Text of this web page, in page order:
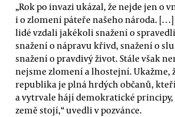
„Rok po invazi ukázal, že nejde jen o
i o zlomení páteře našeho národa. […]
lidé vzdali jakékoli snažení o
snažení o nápravu křivd, snažení o
snažení o pravdivý život. Stále však
nejsme zlomení a lhostejní. Ukažme,
republika je plná hrdých občanů,
a vytrvale hájí demokratické principy,
země stojí,“ uvedli v pozvánce.